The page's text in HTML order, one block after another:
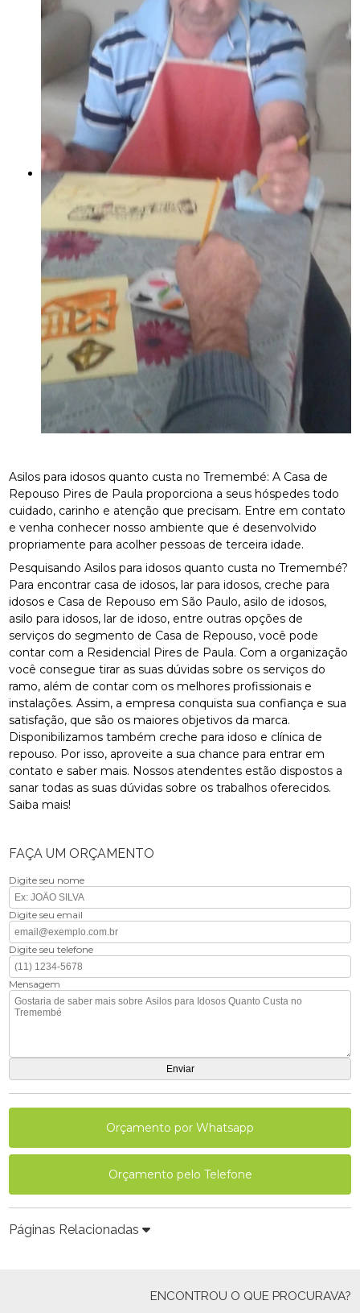
Asilos para idosos quanto custa no Tremembé: A Casa de
Repouso Pires de Paula proporciona a seus hóspedes todo
cuidado, carinho e atenção que precisam. Entre em contato
e venha conhecer nosso ambiente que é desenvolvido
propriamente para acolher pessoas de terceira idade.
Pesquisando Asilos para idosos quanto custa no Tremembé?
Para encontrar casa de idosos, lar para idosos, creche para
idosos e Casa de Repouso em São Paulo, asilo de idosos,
asilo para idosos, lar de idoso, entre outras opções de
serviços do segmento de Casa de Repouso, você pode
contar com a Residencial Pires de Paula. Com a organização
você consegue tirar as suas dúvidas sobre os serviços do
ramo, além de contar com os melhores profissionais e
instalações. Assim, a empresa conquista sua confiança e sua
satisfação, que são os maiores objetivos da marca.
Disponibilizamos também creche para idoso e clínica de
repouso. Por isso, aproveite a sua chance para entrar em
contato e saber mais. Nossos atendentes estão dispostos a
sanar todas as suas dúvidas sobre os trabalhos oferecidos.
Saiba mais!
FAÇA UM ORÇAMENTO
Digite seu nome
Digite seu email
Digite seu telefone
Mensagem
Orçamento por Whatsapp
Orçamento pelo Telefone
Páginas Relacionadas
ENCONTROU O QUE PROCURAVA?